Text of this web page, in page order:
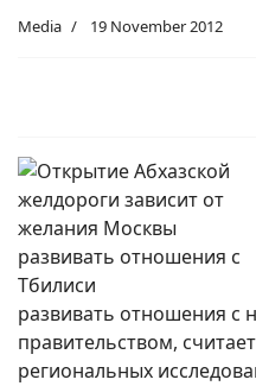
Media 19 November 2012
развивать отношения с
правительством,
региональных